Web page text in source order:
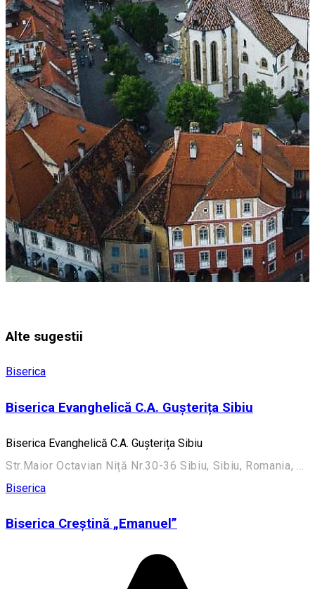
Alte sugestii
Biserica
Biserica Evanghelică C.A. Gușterița Sibiu
Biserica Evanghelică C.A. Gușterița Sibiu
Biserica
Biserica Creștină „Emanuel”